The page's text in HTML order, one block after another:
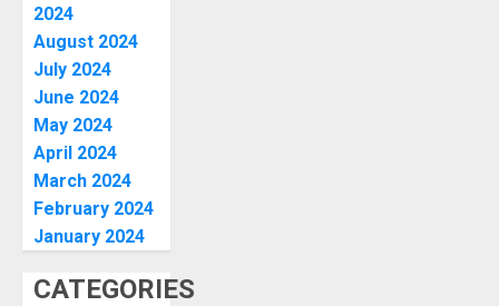
2024
August 2024
July 2024
June 2024
May 2024
April 2024
March 2024
February 2024
January 2024
CATEGORIES